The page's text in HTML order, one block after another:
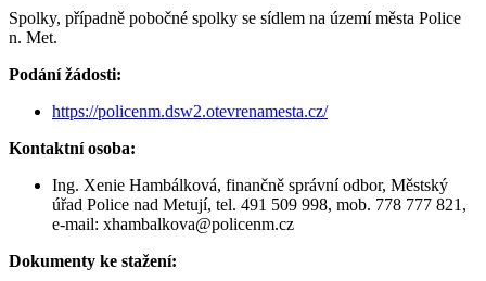
Spolky, případně pobočné spolky se sídlem na území města Police
n. Met.
Podání žádosti:
https://policenm.dsw2.otevrenamesta.cz/
Kontaktní osoba:
Ing. Xenie Hambálková, finančně správní odbor, Městský
úřad Police nad Metují, tel. 491 509 998, mob. 778 777 821,
e-mail: xhambalkova@policenm.cz
Dokumenty ke stažení: